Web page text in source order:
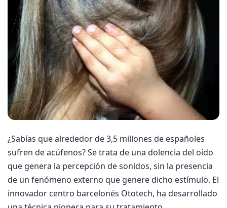
¿Sabías que alrededor de 3,5 millones de españoles
sufren de acúfenos? Se trata de una dolencia del oído
que genera la percepción de sonidos, sin la presencia
de un fenómeno externo que genere dicho estímulo. El
innovador centro barcelonés Ototech, ha desarrollado